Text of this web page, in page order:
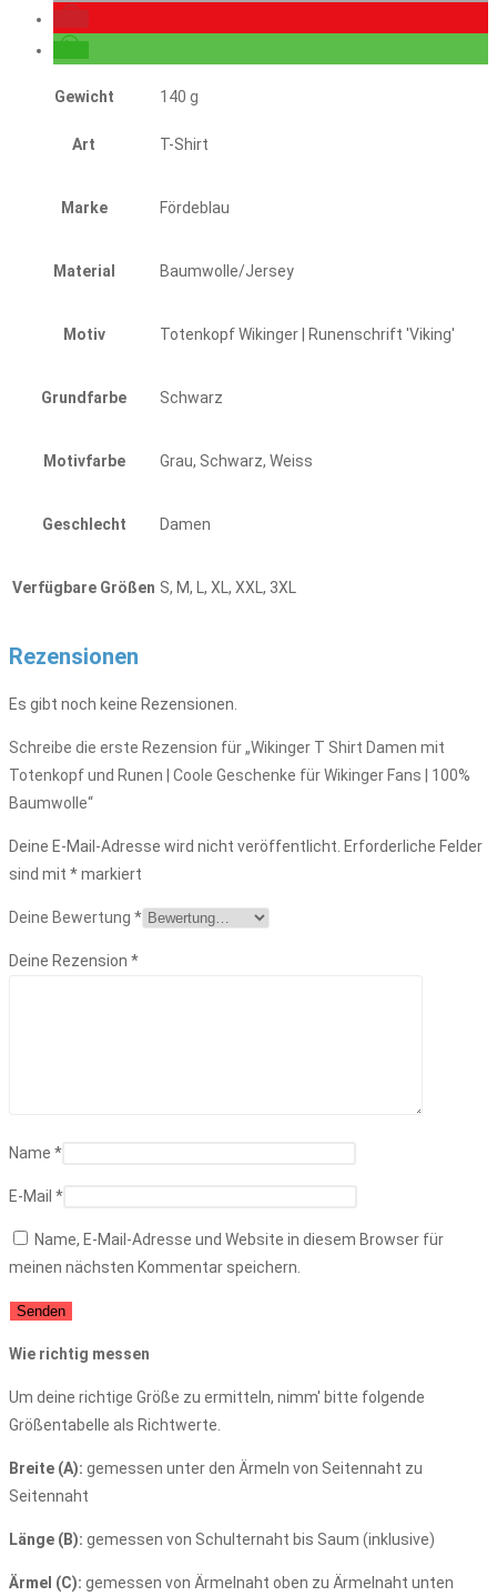
Gewicht 140 g
Art T-Shirt
Marke Fördeblau
Material Baumwolle/Jersey
Motiv Totenkopf Wikinger | Runenschrift 'Viking'
Grundfarbe Schwarz
Motivfarbe Grau, Schwarz, Weiss
Geschlecht Damen
Verfügbare Größen S, M, L, XL, XXL, 3XL
Rezensionen
Es gibt noch keine Rezensionen.
Schreibe die erste Rezension für „Wikinger T Shirt Damen mit
Totenkopf und Runen | Coole Geschenke für Wikinger Fans | 100%
Baumwolle“
Deine E-Mail-Adresse wird nicht veröffentlicht. Erforderliche Felder
sind mit *markiert
Deine Bewertung *
Deine Rezension *
Name *
E-Mail *
Name, E-Mail-Adresse und Website in diesem Browser für
meinen nächsten Kommentar speichern.
Wie richtig messen
Um deine richtige Größe zu ermitteln, nimm' bitte folgende
Größentabelle als Richtwerte.
Breite (A): gemessen unter den Ärmeln von Seitennaht zu
Seitennaht
Länge (B): gemessen von Schulternaht bis Saum (inklusive)
Ärmel (C): gemessen von Ärmelnaht oben zu Ärmelnaht unten